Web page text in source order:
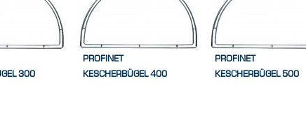
300
PROFINET
KESCHERBÜGEL 400
PROFINET
KESCHERBÜGEL 500